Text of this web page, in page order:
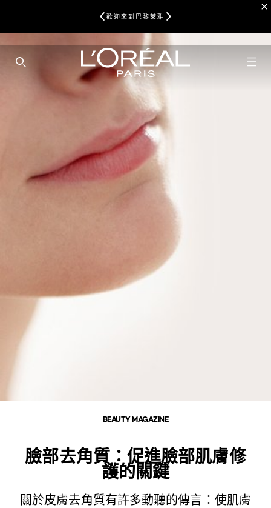
歡迎來到巴黎萊雅
SEARCH THIS SITE
BEAUTY MAGAZINE
臉部去角質：促進臉部肌膚修
護的關鍵
關於皮膚去角質有許多動聽的傳言：使肌膚